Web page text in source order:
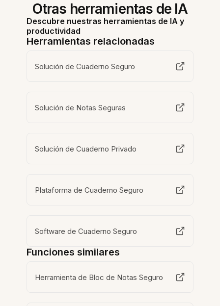
Otras herramientas de IA
Descubre nuestras herramientas de IA y
productividad
Herramientas relacionadas
Solución de Cuaderno Seguro
Solución de Notas Seguras
Solución de Cuaderno Privado
Plataforma de Cuaderno Seguro
Software de Cuaderno Seguro
Funciones similares
Herramienta de Bloc de Notas Seguro